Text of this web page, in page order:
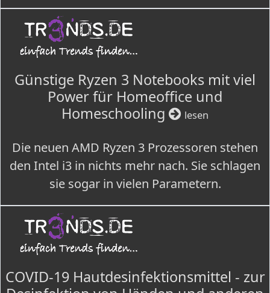
Günstige Ryzen 3 Notebooks mit viel
Power für Homeoffice und
Homeschooling
lesen
Die neuen AMD Ryzen 3 Prozessoren stehen
den Intel i3 in nichts mehr nach. Sie schlagen
sie sogar in vielen Parametern.
COVID-19 Hautdesinfektionsmittel - zur